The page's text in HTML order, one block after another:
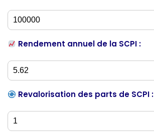
Rendement annuel de la SCPI :
Revalorisation des parts de SCPI :